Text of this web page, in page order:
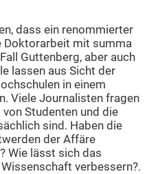
dass ein renommierter
Doktorarbeit mit summa
Guttenberg, aber auch
lassen aus Sicht der
in einem
Viele Journalisten fragen
Studenten und die
sind. Haben die
der Affäre
Wie lässt sich das
verbessern?.